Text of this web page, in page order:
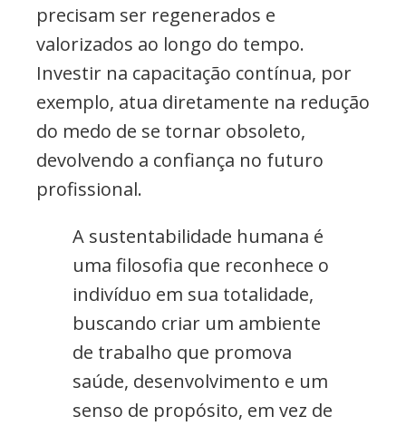
precisam ser regenerados e
valorizados ao longo do tempo.
Investir na capacitação contínua, por
exemplo, atua diretamente na redução
do medo de se tornar obsoleto,
devolvendo a confiança no futuro
profissional.
A sustentabilidade humana é
uma filosofia que reconhece o
indivíduo em sua totalidade,
buscando criar um ambiente
de trabalho que promova
saúde, desenvolvimento e um
senso de propósito, em vez de